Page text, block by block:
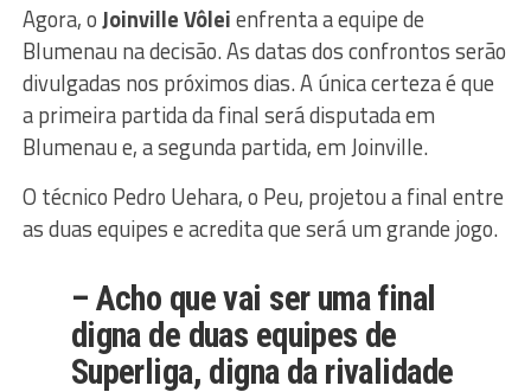
Agora, oJoinville Vôleienfrenta a equipe de
Blumenau na decisão. As datas dos confrontos serão
divulgadas nos próximos dias. A única certeza é que
a primeira partida da final será disputada em
Blumenau e, a segunda partida, em Joinville.
O técnico Pedro Uehara, o Peu, projetou a final entre
as duas equipes e acredita que será um grande jogo.
– Acho que vai ser uma final
digna de duas equipes de
Superliga, digna da rivalidade